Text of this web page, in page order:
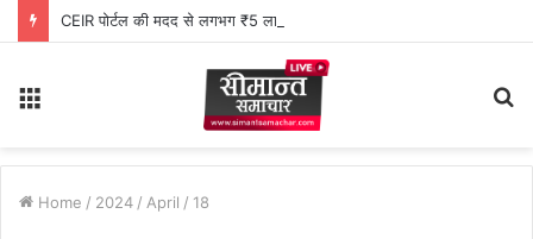
CEIR पोर्टल की मदद से लगभग ₹5 लाख मूल्य के 20 मोबाइल फोन बरामद
Home / 2024 / April / 18